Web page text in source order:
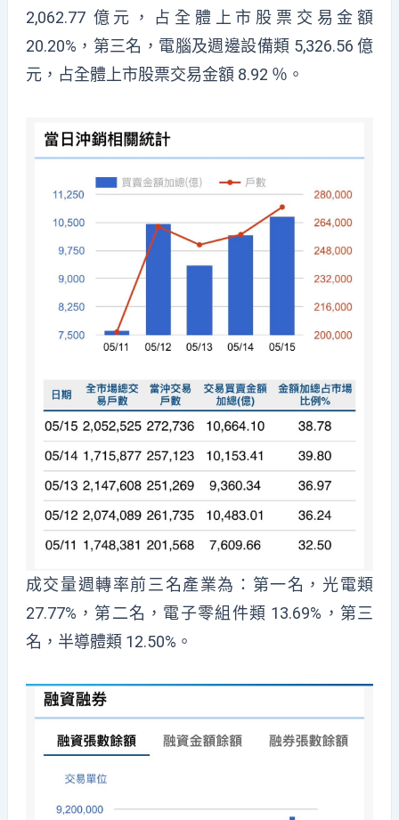
2,062.77 億元，占全體上市股票交易金額
20.20%，第三名，電腦及週邊設備類 5,326.56 億
元，占全體上市股票交易金額 8.92 ％。
成交量週轉率前三名產業為：第一名，光電類
27.77%，第二名，電子零組件類 13.69%，第三
名，半導體類 12.50%。